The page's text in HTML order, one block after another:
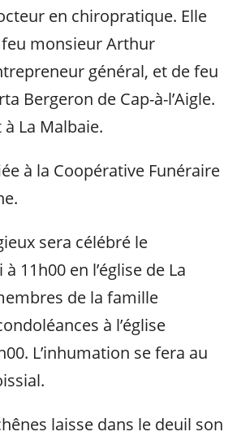
en chiropratique. Elle
monsieur Arthur
général, et de feu
Bergeron de Cap-à-l’Aigle.
La Malbaie.
à la Coopérative Funéraire
sera célébré le
11h00 en l’église de La
de la famille
à l’église
L’inhumation se fera au
laisse dans le deuil son